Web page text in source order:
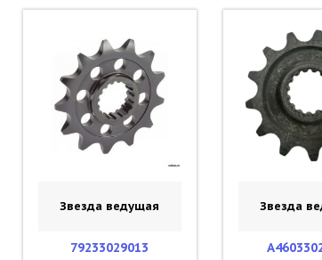
Звезда ведущая
79233029013
Звезда